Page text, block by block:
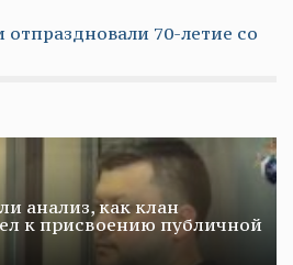
70-летие со
анализ, как клан
к присвоению публичной